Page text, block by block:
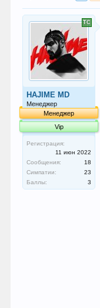
HAJIME MD
Менеджер
Менеджер
Vip
Регистрация:
11 июн 2022
Сообщения:
18
Симпатии:
23
Баллы:
3